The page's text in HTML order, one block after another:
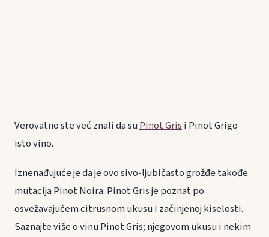
Verovatno ste već znali da suPinot Grisi Pinot Grigo
isto vino.
Iznenađujuće je da je ovo sivo-ljubičasto grožđe takođe
mutacija Pinot Noira. Pinot Gris je poznat po
osvežavajućem citrusnom ukusu i začinjenoj kiselosti.
Saznajte više o vinu Pinot Gris; njegovom ukusu i nekim